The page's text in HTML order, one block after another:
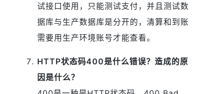
试接口使用，只能测试支付，并且测试数
据库与生产数据库是分开的，清算和到账
需要用生产环境账号才能查看。
HTTP状态码400是什么错误？造成的原
因是什么？